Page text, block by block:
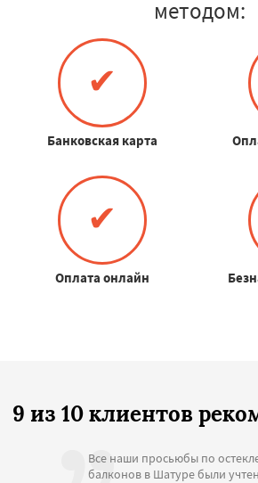
методом:
✔
Банковская карта
✔
Оплата онлайн
9 из 10 клиентов
Все наши просьюбы по
балконов в Шатуре были